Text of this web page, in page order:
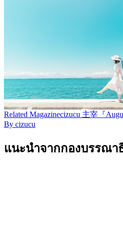
Related Magazinecizucu 主宰『
By cizucu
แนะนำจากกองบรรณา